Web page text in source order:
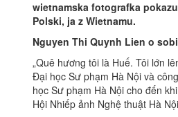
wietnamska fotografka
Polski, ja z Wietnamu.
Nguyen Thi Quynh Lien o
„Quê hương tôi là Huế. Tôi lớn
Đại học Sư phạm Hà Nội và
học Sư phạm Hà Nội cho đến
Hội Nhiếp ảnh Nghệ thuật Hà